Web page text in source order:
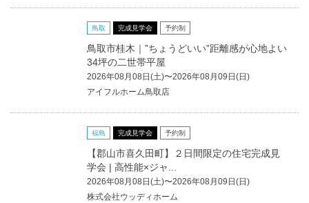
鳥取 完成見学会 予約制
鳥取市桂木｜”ちょうどいい”距離感が心地よい
34坪の二世帯平屋
2026年08月08日(土)〜2026年08月09日(日)
アイフルホーム鳥取店
福島 完成見学会 予約制
【郡山市喜久田町】２日間限定の住宅完成見
学会 | 高性能×ジャ...
2026年08月08日(土)〜2026年08月09日(日)
株式会社ウッディホーム